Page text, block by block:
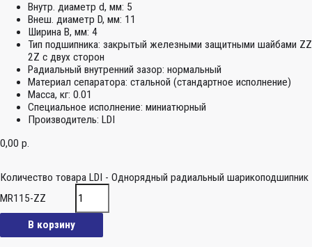
Внутр. диаметр d, мм: 5
Внеш. диаметр D, мм: 11
Ширина B, мм: 4
Тип подшипника: закрытый железными защитными шайбами ZZ
2Z c двух сторон
Радиальный внутренний зазор: нормальный
Материал сепаратора: стальной (стандартное исполнение)
Масса, кг: 0.01
Специальное исполнение: миниатюрный
Производитель: LDI
0,00 р.
Количество товара LDI - Однорядный радиальный шарикоподшипник
MR115-ZZ
В корзину